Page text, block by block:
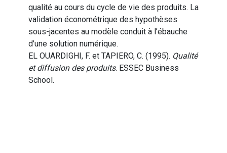
qualité au cours du cycle de vie des produits. La
validation économétrique des hypothèses
sous-jacentes au modèle conduit à l’ébauche
d’une solution numérique.
EL OUARDIGHI, F. et TAPIERO, C. (1995). Qualité
et diffusion des produits. ESSEC Business
School.